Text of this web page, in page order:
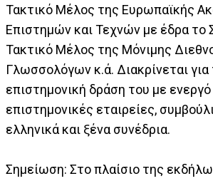
Τακτικό Μέλος της Ευρωπαϊκής
Επιστημών και Τεχνών με έδρα το
Τακτικό Μέλος της Μόνιμης
Γλωσσολόγων κ.ά. Διακρίνεται για
επιστημονική δράση του με
επιστημονικές εταιρείες,
ελληνικά και ξένα συνέδρια.
Σημείωση: Στο πλαίσιο της